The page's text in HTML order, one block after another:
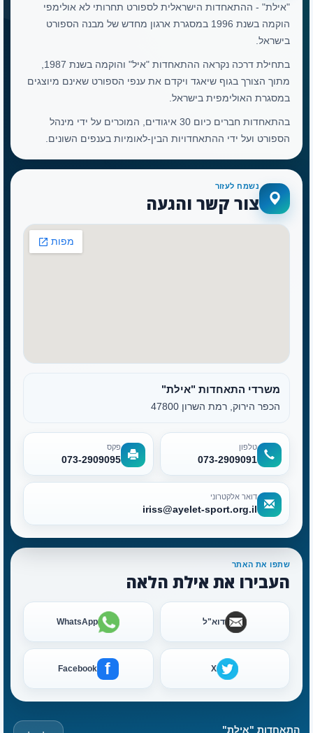
"אילת" - ההתאחדות הישראלית לספורט תחרותי לא אולימפי
הוקמה בשנת 1996 במסגרת ארגון מחדש של מבנה הספורט
בישראל.
מתוך הצורך בגוף שיאגד ויקדם את ענפי הספורט שאינם מיוצגים
במסגרת האולימפית בישראל.
בהתאחדות חברים כיום 30 איגודים, המוכרים על ידי מינהל
הספורט ועל ידי ההתאחדויות הבין-לאומיות בענפים השונים.
נשמח לעזור
צור קשר והגעה
משרדי התאחדות "אילת"
הכפר הירוק, רמת השרון 47800
טלפון
073-2909091
פקס
073-2909095
דואר אלקטרוני
iriss@ayelet-sport.org.il
שתפו את האתר
העבירו את אילת הלאה
דוא"ל WhatsApp
X
f
Facebook
התאחדות "אילת"